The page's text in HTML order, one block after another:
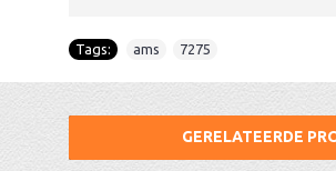
Tags: ams 7275
GERELATEERDE